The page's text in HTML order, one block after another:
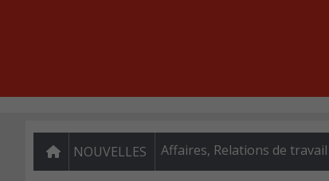
NOUVELLES Affaires, Relations de travail